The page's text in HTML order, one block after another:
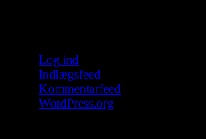
Log ind
Indlægsfeed
Kommentarfeed
WordPress.org